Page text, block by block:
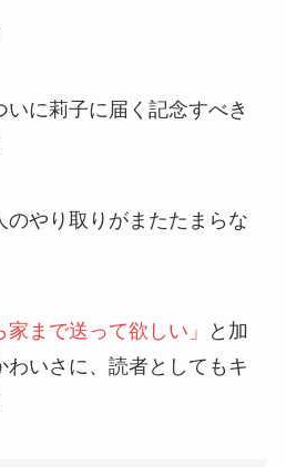
に莉子に届く記念すべき
のやり取りがまたたまらな
家まで送って欲しい」
と加
いさに、読者としてもキ